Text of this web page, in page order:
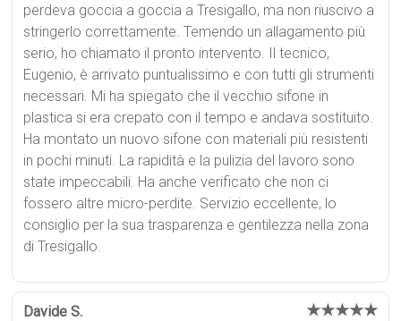
perdeva goccia a goccia a Tresigallo, ma non riuscivo a
stringerlo correttamente. Temendo un allagamento più
serio, ho chiamato il pronto intervento. Il tecnico,
Eugenio, è arrivato puntualissimo e con tutti gli strumenti
necessari. Mi ha spiegato che il vecchio sifone in
plastica si era crepato con il tempo e andava sostituito.
Ha montato un nuovo sifone con materiali più resistenti
in pochi minuti. La rapidità e la pulizia del lavoro sono
state impeccabili. Ha anche verificato che non ci
fossero altre micro-perdite. Servizio eccellente, lo
consiglio per la sua trasparenza e gentilezza nella zona
di Tresigallo.
Davide S. ★★★★★